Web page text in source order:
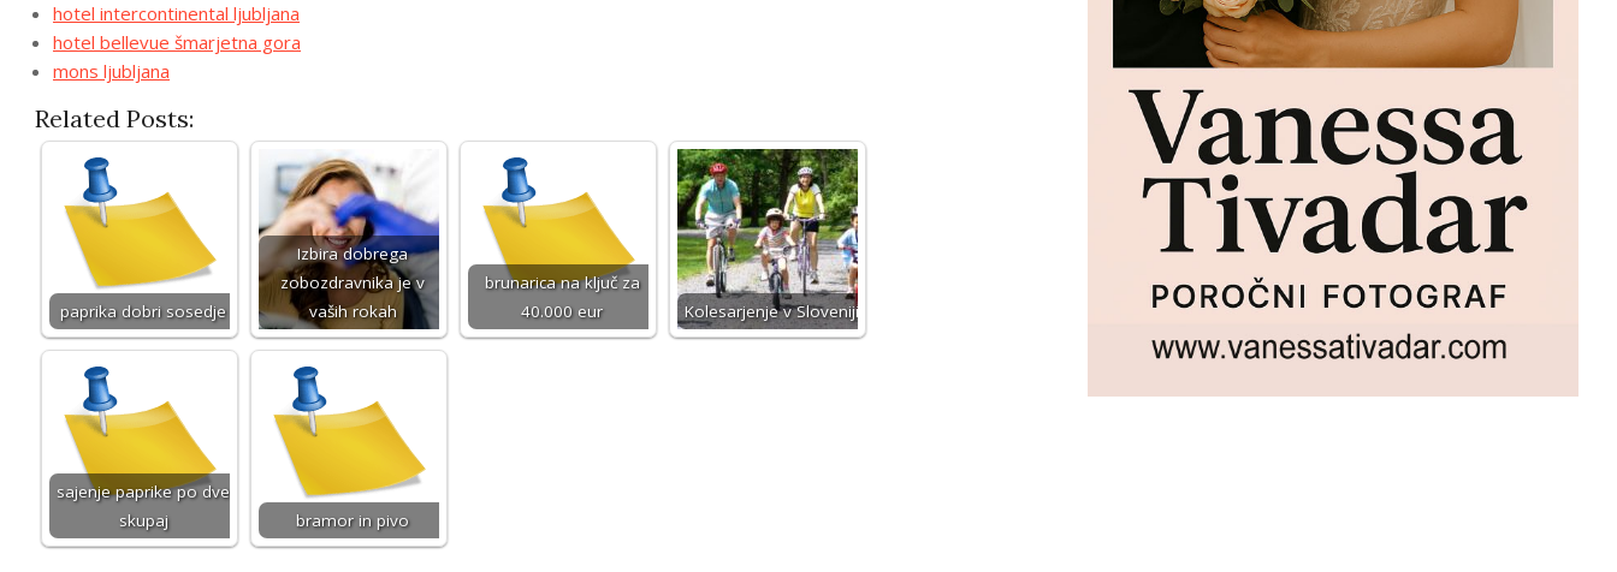
hotel intercontinental ljubljana
hotel bellevue šmarjetna gora
mons ljubljana
Related Posts:
paprika dobri sosedje
Izbira dobrega
zobozdravnika je v
vaših rokah
brunarica na ključ za
40.000 eur
Kolesarjenje v Sloveniji
sajenje paprike po dve
skupaj
bramor in pivo